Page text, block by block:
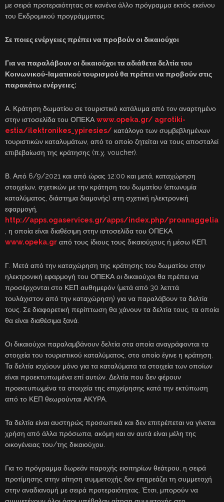
με σειρά προτεραιότητας σε κανένα άλλο πρόγραμμα εκτός εκείνου
του Εκδρομικού προγράμματος.
Σε ποιες ενέργειες πρέπει να προβούν οι δικαιούχοι
Για να παραλάβουν οι δικαιούχοι τα αδιάθετα δελτία του
Κοινωνικού-Ιαματικού τουρισμού θα πρέπει να προβούν στις
παρακάτω ενέργειες:
Α. Κράτηση δωματίου σε τουριστικό κατάλυμα από τον αναρτημένο
στην ιστοσελίδα του ΟΠΕΚΑ www.opeka.gr/ agrotiki-
estia/ilektronikes_ypiresies/ κατάλογο των συμβεβλημένων
τουριστικών καταλυμάτων, από το οποίο ζητείται να τους αποσταλεί
επιβεβαίωση της κράτησης (π.χ. voucher).
Β. Από 6/9/2021 και από ώρας 12:00 και μετά, καταχώρηση
στοιχείων, σχετικών με την κράτηση του δωματίου (επωνυμία
καταλύματος, διάστημα διαμονής) στη σχετική ηλεκτρονική
εφαρμογή,
http://apps.ogaservices.gr/apps/index.php/proanaggelia
, η οποία είναι διαθέσιμη στην ιστοσελίδα του ΟΠΕΚΑ
www.opeka.gr από τους ίδιους τους δικαιούχους ή μέσω ΚΕΠ.
Γ. Μετά από την καταχώρηση της κράτησης του δωματίου στην
ηλεκτρονική εφαρμογή του ΟΠΕΚΑ οι δικαιούχοι θα πρέπει να
προσέρχονται στο ΚΕΠ αυθημερόν (μετά από 30 λεπτά
τουλάχιστον από την καταχώρηση) για να παραλάβουν τα δελτία
τους. Σε διαφορετική περίπτωση θα χάνουν τα δελτία τους, τα οποία
θα είναι διαθέσιμα ξανά.
Οι δικαιούχοι παραλαμβάνουν δελτία στα οποία αναγράφονται τα
στοιχεία του τουριστικού καταλύματος, στο οποίο έγινε η κράτηση.
Τα δελτία ισχύουν μόνο για τα καταλύματα τα στοιχεία των οποίων
είναι προεκτυπωμένα επί αυτών. Δελτία που δεν φέρουν
προεκτυπωμένα τα στοιχεία της επιχείρησης κατά την εκτύπωση
από το ΚΕΠ θεωρούνται ΑΚΥΡΑ.
Τα δελτία είναι αυστηρώς προσωπικά και δεν επιτρέπεται να γίνεται
χρήση από άλλα πρόσωπα, ακόμη και αν αυτά είναι μέλη της
οικογένειας του/της δικαιούχου.
Για το πρόγραμμα δωρεάν παροχής εισιτηρίων θεάτρου, η σειρά
προτίμησης στην αίτηση συμμετοχής δεν επηρεάζει τη συμμετοχή
στην αναδιανομή με σειρά προτεραιότητας. Έτσι, μπορούν να